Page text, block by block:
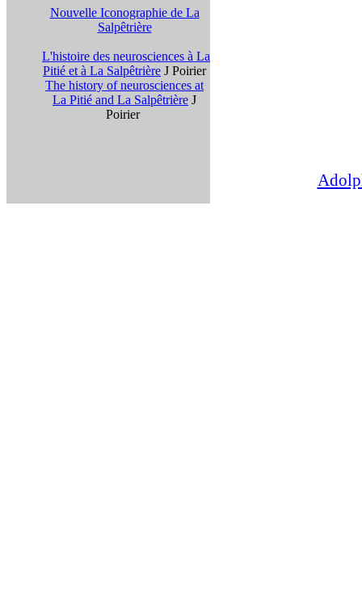
Nouvelle Iconographie de La
Salpêtrière
L'histoire des neurosciences à La
Pitié et à La Salpêtrière J Poirier
The history of neurosciences at
La Pitié and La Salpêtrière J
Poirier